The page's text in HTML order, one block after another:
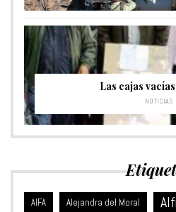
Las cajas
NOTICIAS
AIFA Alejandra del Moral